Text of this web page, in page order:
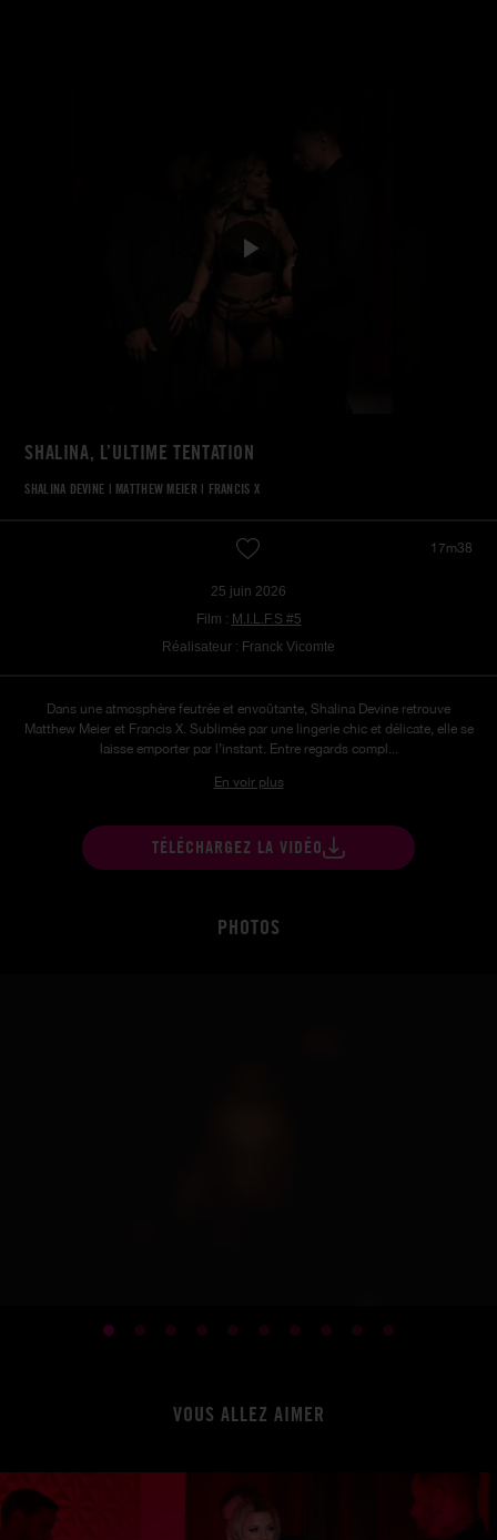
SHALINA, L’ULTIME TENTATION
SHALINA DEVINE | MATTHEW MEIER | FRANCIS X
17m38
25 juin 2026
Film : M.I.L.F.S #5
Réalisateur : Franck Vicomte
Dans une atmosphère feutrée et envoûtante, Shalina Devine retrouve
Matthew Meier et Francis X. Sublimée par une lingerie chic et délicate, elle se
laisse emporter par l’instant. Entre regards compl...
En voir plus
TÉLÉCHARGEZ LA VIDÉO
PHOTOS
VOUS ALLEZ AIMER